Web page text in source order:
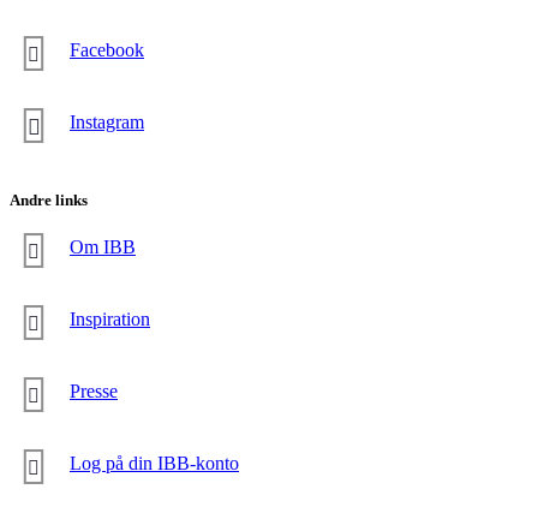
Facebook
Instagram
Andre links
Om IBB
Inspiration
Presse
Log på din IBB-konto